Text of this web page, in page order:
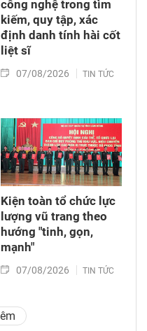
công nghệ trong tìm
kiếm, quy tập, xác
định danh tính hài cốt
liệt sĩ
07/08/2026 TIN TỨC
Kiện toàn tổ chức lực
lượng vũ trang theo
hướng "tinh, gọn,
mạnh"
07/08/2026 TIN TỨC